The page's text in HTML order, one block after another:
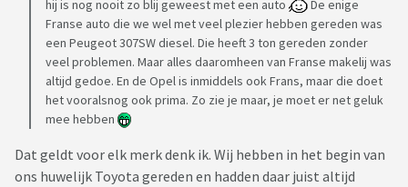
hij is nog nooit zo blij geweest met een auto
De enige
Franse auto die we wel met veel plezier hebben gereden was
een Peugeot 307SW diesel. Die heeft 3 ton gereden zonder
veel problemen. Maar alles daaromheen van Franse makelij was
altijd gedoe. En de Opel is inmiddels ook Frans, maar die doet
het vooralsnog ook prima. Zo zie je maar, je moet er net geluk
mee hebben
Dat geldt voor elk merk denk ik. Wij hebben in het begin van
ons huwelijk Toyota gereden en hadden daar juist altijd